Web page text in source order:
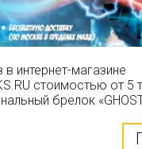
в интернет-магазине
стоимостью от 5
брелок